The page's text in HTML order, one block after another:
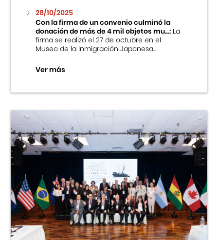
28/10/2025
Con la firma de un convenio culminó la
donación de más de 4 mil objetos mu...:La
firma se realizó el 27 de octubre en el
Museo de la Inmigración Japonesa...
Ver más